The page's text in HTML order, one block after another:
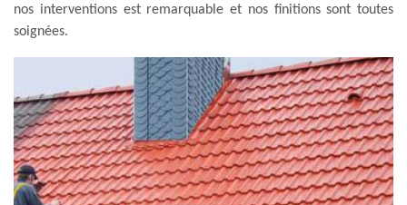
nos interventions est remarquable et nos finitions sont toutes
soignées.